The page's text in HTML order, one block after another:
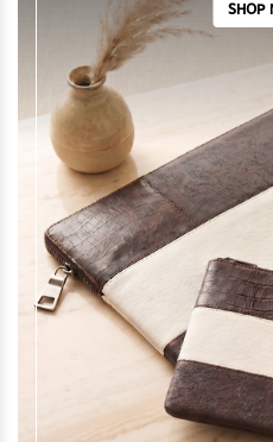
SHOP